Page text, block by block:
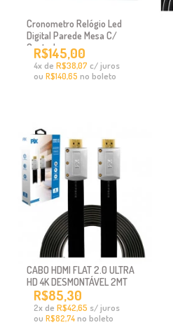
Cronometro Relógio Led
Digital Parede Mesa C/
Controle
R$145,00
4xde R$38,07 c/ juros
ou R$140,65 no boleto
CABO HDMI FLAT 2.0 ULTRA
HD 4K DESMONTÁVEL 2MT
R$85,30
2xde R$42,65 s/ juros
ou R$82,74 no boleto